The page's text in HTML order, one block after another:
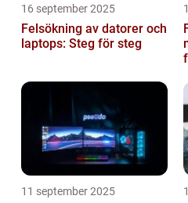
16 september 2025
Felsökning av datorer och
laptops: Steg för steg
11 september 2025